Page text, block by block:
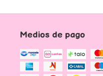
Medios de pago